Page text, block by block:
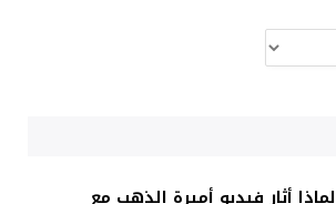
لماذا أثار فيديو أميرة الذهب مع